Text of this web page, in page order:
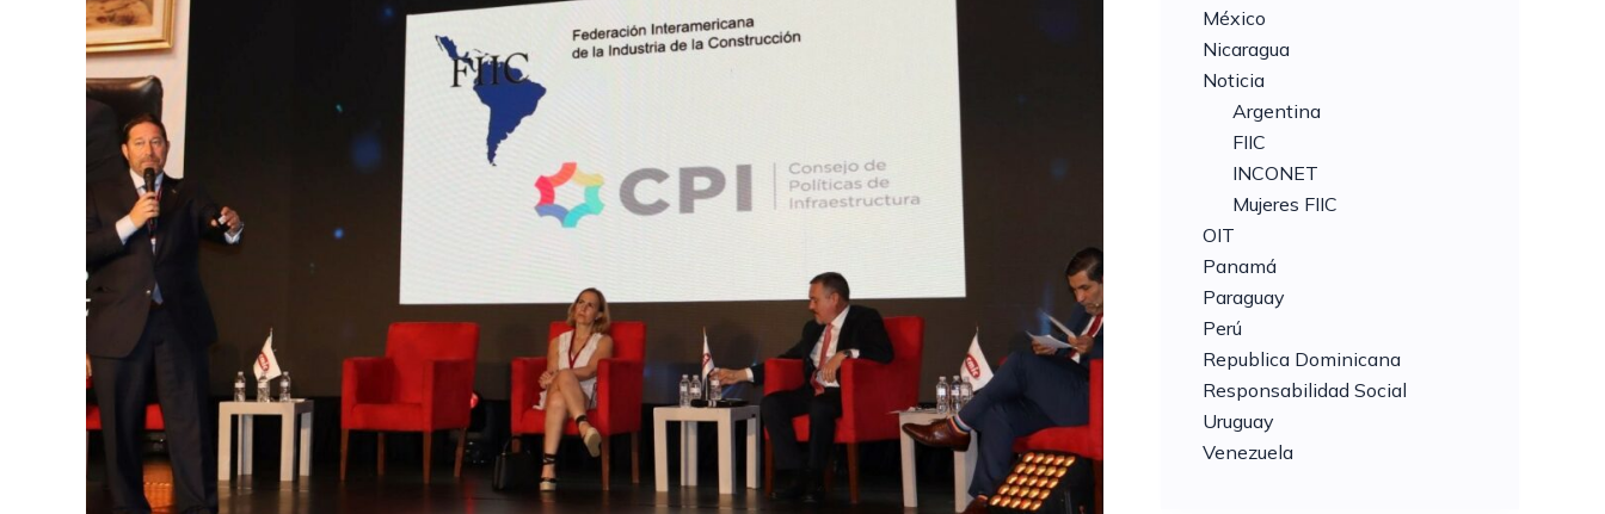
México
Nicaragua
Noticia
Argentina
FIIC
INCONET
Mujeres FIIC
OIT
Panamá
Paraguay
Perú
Republica Dominicana
Responsabilidad Social
Uruguay
Venezuela